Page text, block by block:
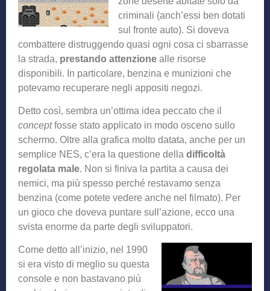
criminali (anch’essi ben dotati
sul fronte auto). Si doveva
combattere distruggendo quasi ogni cosa ci sbarrasse
la strada, prestando attenzione alle risorse
disponibili. In particolare, benzina e munizioni che
potevamo recuperare negli appositi negozi.
Detto così, sembra un’ottima idea peccato che il
conceptfosse stato applicato in modo osceno sullo
schermo. Oltre alla grafica molto datata, anche per un
semplice NES, c’era la questione della difficoltà
regolata male. Non si finiva la partita a causa dei
nemici, ma più spesso perché restavamo senza
benzina (come potete vedere anche nel filmato). Per
un gioco che doveva puntare sull’azione, ecco una
svista enorme da parte degli sviluppatori.
Come detto all’inizio, nel 1990
si era visto di meglio su questa
console e non bastavano più